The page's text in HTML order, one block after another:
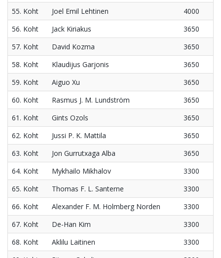
55. Koht
Joel Emil Lehtinen
4000
56. Koht
Jack Kiriakus
3650
57. Koht
David Kozma
3650
58. Koht
Klaudijus Garjonis
3650
59. Koht
Aiguo Xu
3650
60. Koht
Rasmus J. M. Lundström
3650
61. Koht
Gints Ozols
3650
62. Koht
Jussi P. K. Mattila
3650
63. Koht
Jon Gurrutxaga Alba
3650
64. Koht
Mykhailo Mikhalov
3300
65. Koht
Thomas F. L. Santerne
3300
66. Koht
Alexander F. M. Holmberg Norden
3300
67. Koht
De-Han Kim
3300
68. Koht
Aklilu Laitinen
3300